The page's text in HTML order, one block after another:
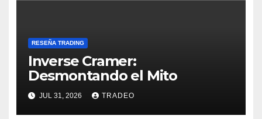
RESEÑA TRADING
Inverse Cramer:
Desmontando el Mito
JUL 31, 2026 TRADEO